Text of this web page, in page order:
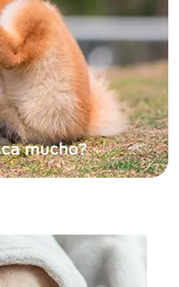
mucho?